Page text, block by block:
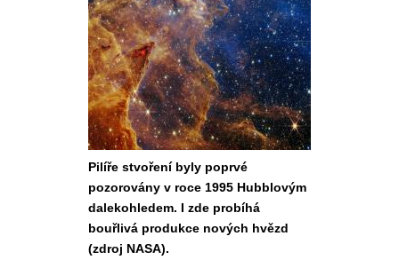
Pilíře stvoření byly poprvé
pozorovány v roce 1995 Hubblovým
dalekohledem. I zde probíhá
bouřlivá produkce nových hvězd
(zdroj NASA).